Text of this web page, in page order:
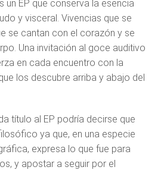
un EP que conserva la esencia
y visceral. Vivencias que se
se cantan con el corazón y se
Una invitación al goce auditivo
en cada encuentro con la
los descubre arriba y abajo del
título al EP podría decirse que
ya que, en una especie
expresa lo que fue para
y apostar a seguir por el